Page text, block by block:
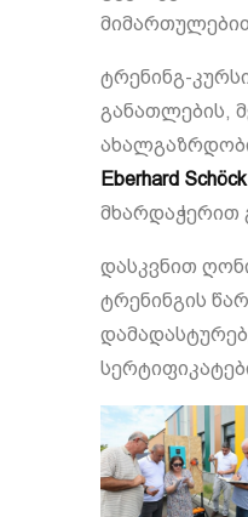
ტრენინგ-
განათლების,
Eberhard
მხარდაჭერით
დასკვნით
ტრენინგის